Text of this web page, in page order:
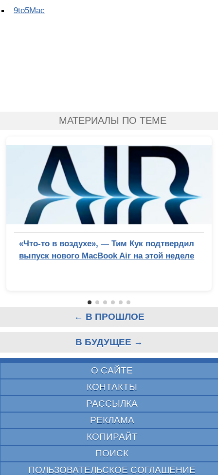
9to5Mac
МАТЕРИАЛЫ ПО ТЕМЕ
«Что-то в воздухе», — Тим Кук подтвердил
выпуск нового MacBook Air на этой неделе
← В ПРОШЛОЕ
В БУДУЩЕЕ →
О САЙТЕ
КОНТАКТЫ
РАССЫЛКА
РЕКЛАМА
КОПИРАЙТ
ПОИСК
ПОЛЬЗОВАТЕЛЬСКОЕ СОГЛАШЕНИЕ